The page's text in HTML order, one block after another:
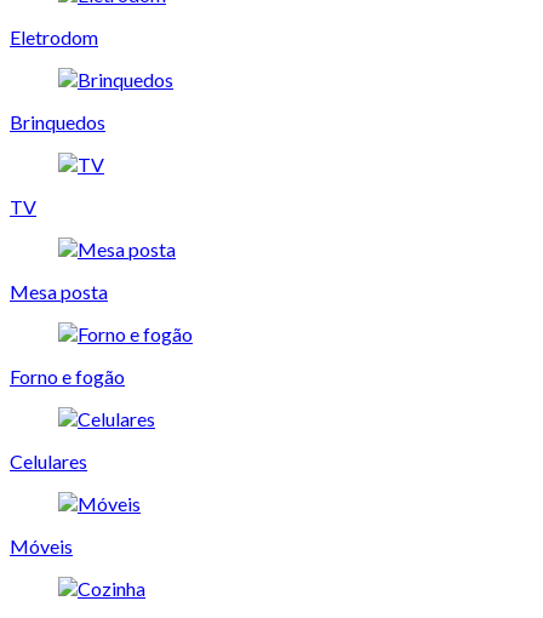
Eletrodom
Brinquedos
TV
Mesa posta
Forno e fogão
Celulares
Móveis